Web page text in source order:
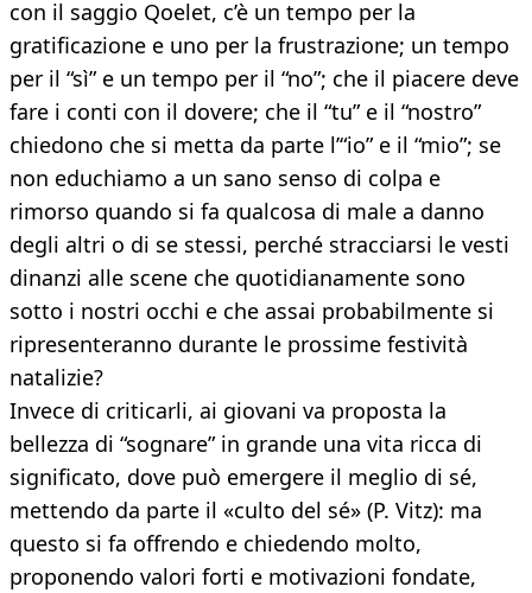
con il saggio Qoelet, c’è un tempo per la
gratificazione e uno per la frustrazione; un tempo
per il “sì” e un tempo per il “no”; che il piacere deve
fare i conti con il dovere; che il “tu” e il “nostro”
chiedono che si metta da parte l’“io” e il “mio”; se
non educhiamo a un sano senso di colpa e
rimorso quando si fa qualcosa di male a danno
degli altri o di se stessi, perché stracciarsi le vesti
dinanzi alle scene che quotidianamente sono
sotto i nostri occhi e che assai probabilmente si
ripresenteranno durante le prossime festività
natalizie?
Invece di criticarli, ai giovani va proposta la
bellezza di “sognare” in grande una vita ricca di
significato, dove può emergere il meglio di sé,
mettendo da parte il «culto del sé» (P. Vitz): ma
questo si fa offrendo e chiedendo molto,
proponendo valori forti e motivazioni fondate,